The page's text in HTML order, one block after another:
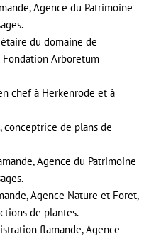
Agence du Patrimoine
du domaine de
Arboretum
chef à Herkenrode et à
conceptrice de plans de
Agence du Patrimoine
Agence Nature et Foret,
de plantes.
flamande, Agence